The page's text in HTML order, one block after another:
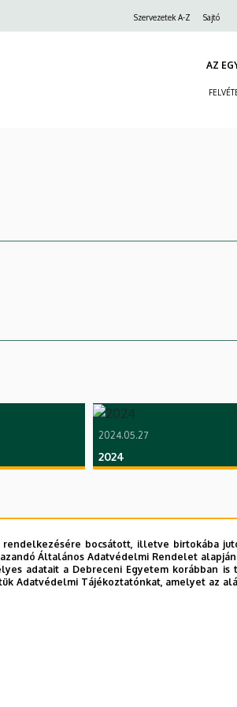
Szervezetek A-Z Sajtó
AZ
2024.05.27
2024
bocsátott, illetve birtokába
Általános Adatvédelmi Rendelet
adatait a Debreceni Egyetem
Adatvédelmi Tájékoztatónkat, amelyet az